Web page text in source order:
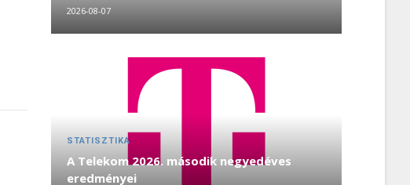
2026-08-07
STATISZTIKA
A Telekom 2026. második negyedéves
eredményei